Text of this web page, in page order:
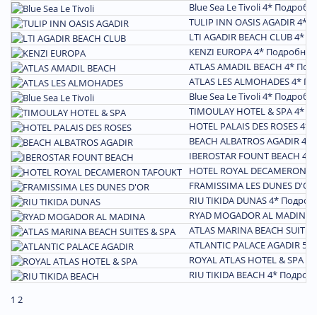
Blue Sea Le Tivoli 4*
TULIP INN OASIS AGADIR 4*
LTI AGADIR BEACH CLUB 4*
KENZI EUROPA 4* Подробнее
ATLAS AMADIL BEACH 4*
ATLAS LES ALMOHADES 4*
Blue Sea Le Tivoli 4*
TIMOULAY HOTEL & SPA 4*
HOTEL PALAIS DES ROSES 4*
BEACH ALBATROS AGADIR 4*
IBEROSTAR FOUNT BEACH 4*
HOTEL ROYAL DECAMERON
FRAMISSIMA LES DUNES
RIU TIKIDA DUNAS 4*
RYAD MOGADOR AL MADINA
ATLAS MARINA BEACH
ATLANTIC PALACE AGADIR 5*
ROYAL ATLAS HOTEL & SPA 5*
RIU TIKIDA BEACH 4*
1 2